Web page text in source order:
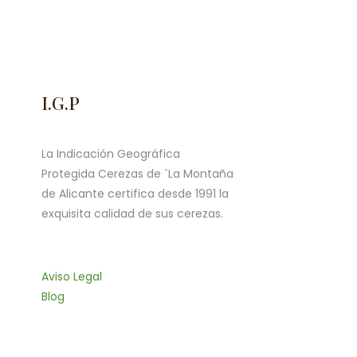
I.G.P
La Indicación Geográfica
Protegida Cerezas de `La Montaña
de Alicante certifica desde 1991 la
exquisita calidad de sus cerezas.
Aviso Legal
Blog